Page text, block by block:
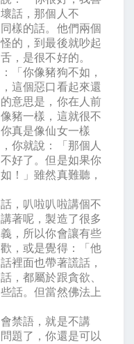
話，那個人不
樣的話。他們兩個
的，到最後就吵起
，是很不好的。
「你像豬狗不如，
這個惡口看起來還
意思是，你在人前
豬一樣，這就很不
真是像仙女一樣
你就說：「那個人
好了。但是如果你
！」雖然真難聽，
，叭啦叭啦講個不
著呢，製造了很多
，所以你會讓有些
，或是覺得：「他
裡面也帶著謊話，
，都屬於跟貪欲、
話。但當然佛法上
禁語，就是不講
題了，你還是可以